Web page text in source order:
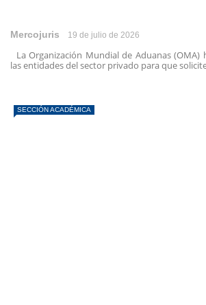
Mercojuris 19 de julio de 2026
La Organización Mundial de Aduanas
las entidades del sector privado para que
SECCIÓN ACADÉMICA